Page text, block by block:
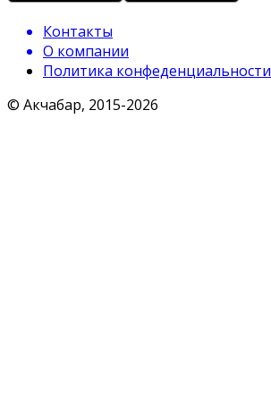
Контакты
О компании
Политика конфеденциальности
© Акчабар, 2015-2026